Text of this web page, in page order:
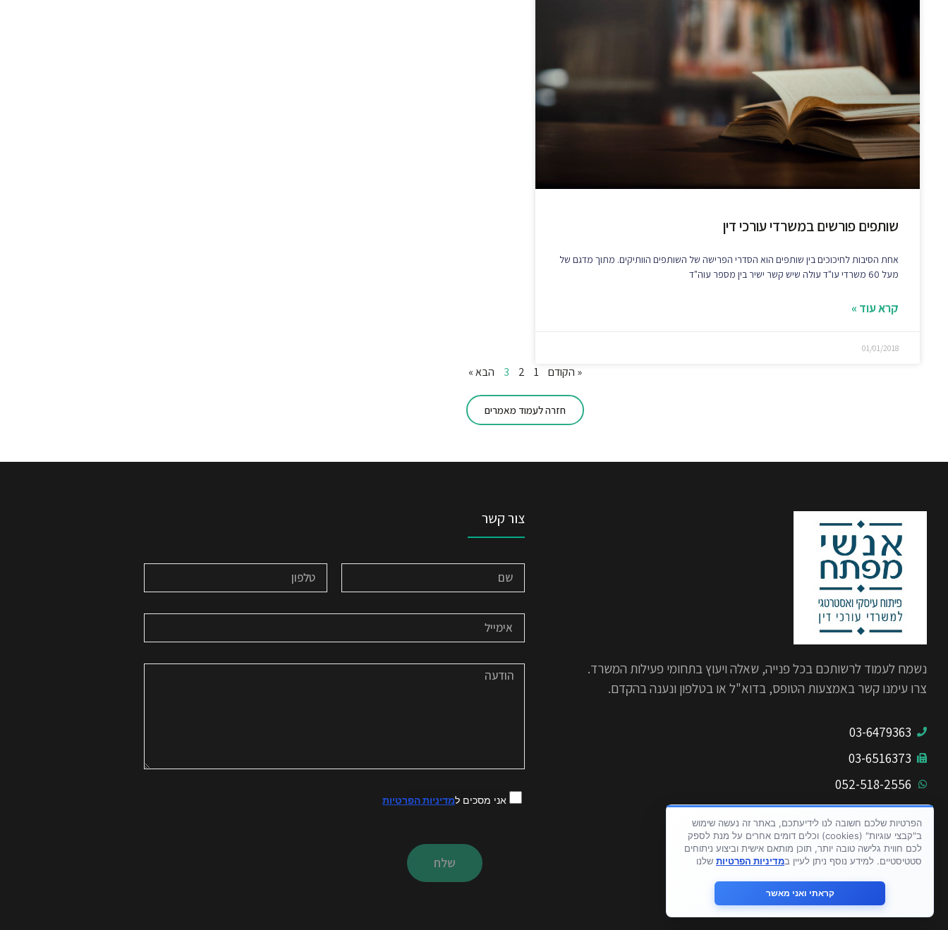
שותפים פורשים במשרדי עורכי דין
אחת הסיבות לחיכוכים בין שותפים הוא הסדרי הפרישה של השותפים הוותיקים. מתוך מדגם של
מעל 60 משרדי עו"ד עולה שיש קשר ישיר בין מספר עוה"ד
קרא עוד »
01/01/2018
« הקודם 1
2
3 הבא »
חזרה לעמוד מאמרים
נשמח לעמוד לרשותכם בכל פנייה, שאלה ויעוץ בתחומי פעילות המשרד.
צרו עימנו קשר באמצעות הטופס, בדוא"ל או בטלפון ונענה בהקדם.
03-6479363
03-6516373
052-518-2556
בית ציוני אמריקה
דניאל פריש 1
תל אביב
צור קשר
אני מסכים למדיניות הפרטיות
שלח
הפרטיות שלכם חשובה לנו לידיעתכם, באתר זה נעשה שימוש
ב"קבצי עוגיות" (cookies) וכלים דומים אחרים על מנת לספק
לכם חווית גלישה טובה יותר, תוכן מותאם אישית וביצוע ניתוחים
סטטיסטיים. למידע נוסף ניתן לעיין במדיניות הפרטיות שלנו
קראתי ואני מאשר